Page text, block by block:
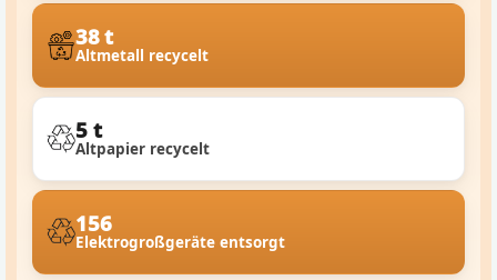
38 t
Altmetall recycelt
5 t
Altpapier recycelt
156
Elektrogroßgeräte entsorgt